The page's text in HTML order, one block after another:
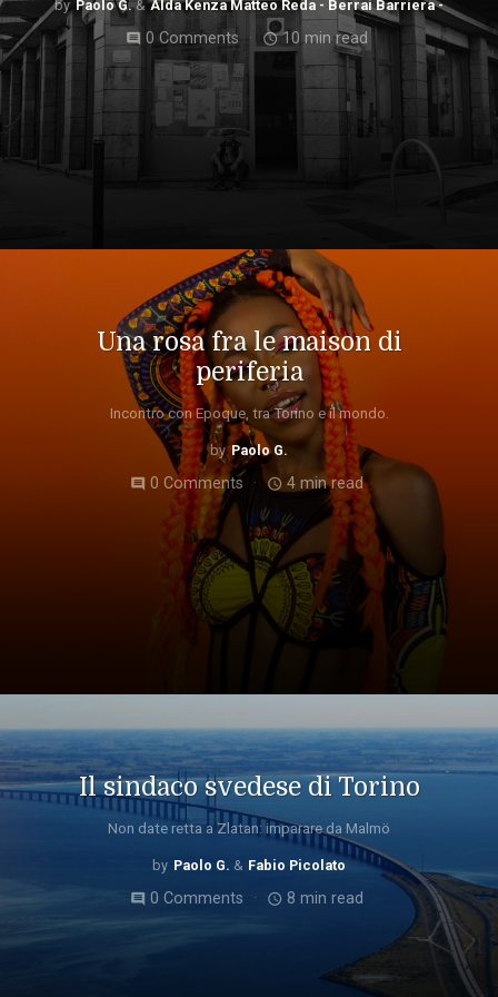
Paolo G. Alda Kenza Matteo Reda - Berrai Barriera -
comment 0 Comments access_time10 min read
Una rosa fra le maison di
periferia
Incontro con Epoque, tra Torino e il mondo.
Paolo G.
comment 0 Comments access_time 4 min read
Il sindaco svedese di Torino
Non date retta a Zlatan: imparare da Malmö
Paolo G. Fabio Picolato
comment0 Comments access_time 8 min read